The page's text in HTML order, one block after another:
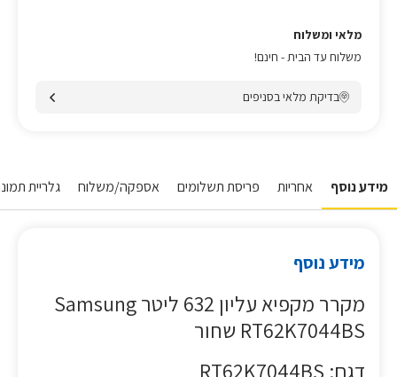
מלאי ומשלוח
משלוח עד הבית - חינם!
בדיקת מלאי בסניפים
מידע נוסף אחריות פריסת תשלומים אספקה/משלוח גלריית
מידע נוסף
מקרר מקפיא עליון 632 ליטר Samsung
RT62K7044BS שחור
דגם: RT62K7044BS